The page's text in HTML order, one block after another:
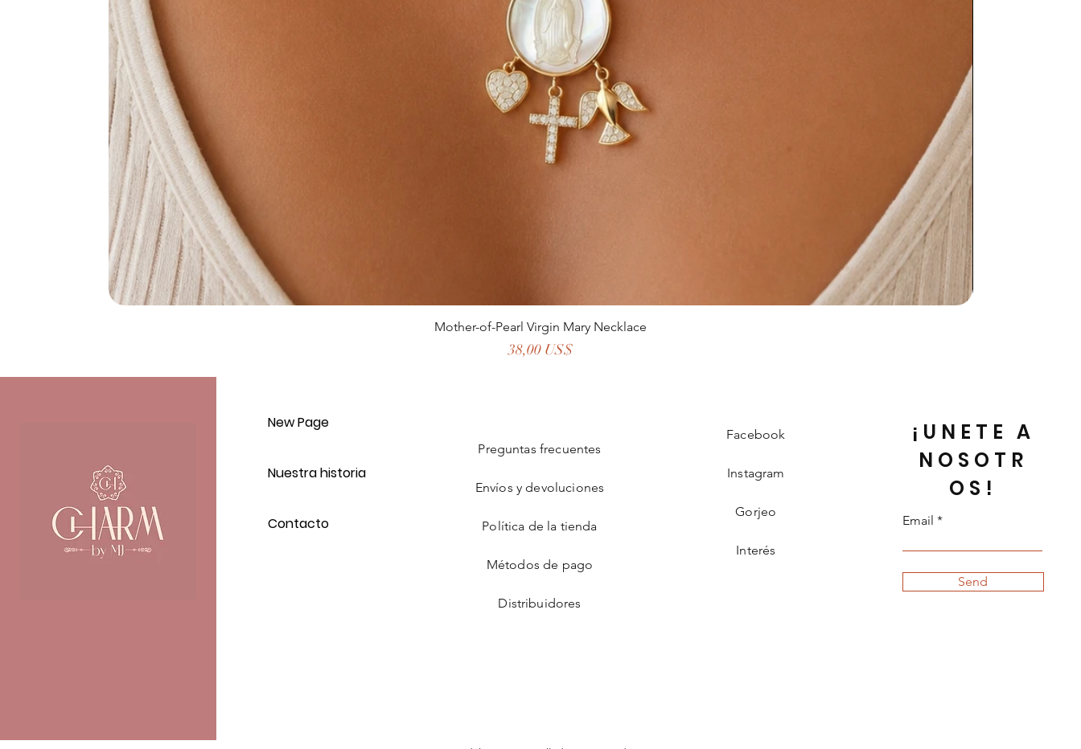
Mother-of-Pearl Virgin Mary Necklace
Precio
38,00 US$
New Page
Nuestra historia
Contacto
Preguntas frecuentes
Envíos y devoluciones
Política de la tienda
Métodos de pago
Distribuidores
Facebook
Instagram
Gorjeo
Interés
¡UNETE A
NOSOTR
OS!
Email
Send